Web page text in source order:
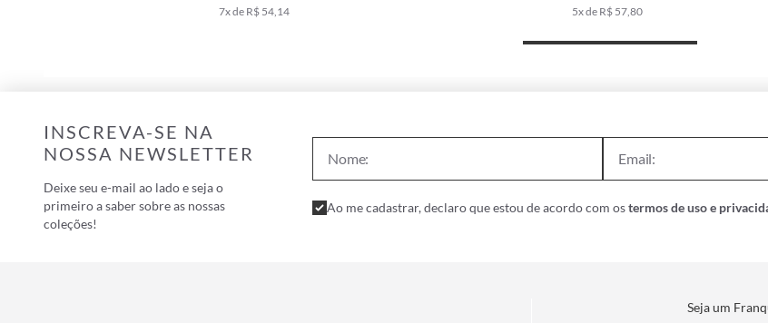
7x de R$ 54,14 5x de R$ 57,80
INSCREVA-SE NA
NOSSA NEWSLETTER
Deixe seu e-mail ao lado e seja o
primeiro a saber sobre as nossas
coleções!
Ao me cadastrar, declaro que estou de acordo com ostermos de uso e
Seja um